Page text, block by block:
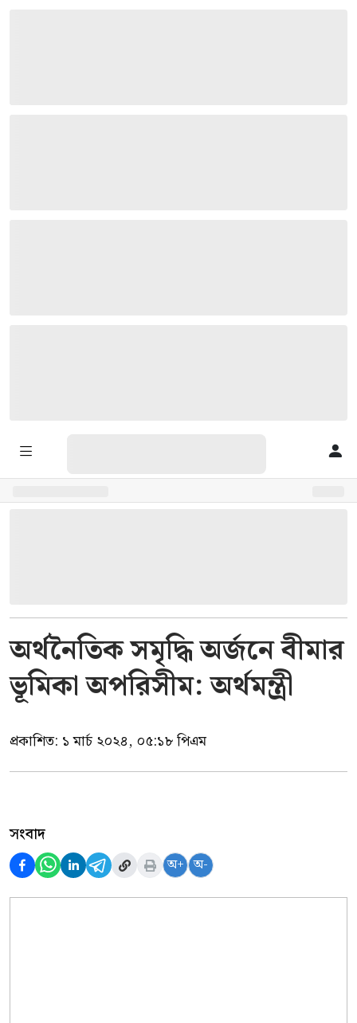
অর্থনৈতিক সমৃদ্ধি অর্জনে বীমার
ভূমিকা অপরিসীম: অর্থমন্ত্রী
প্রকাশিত: ১ মার্চ ২০২৪, ০৫:১৮ পিএম
সংবাদ
অ+ অ-